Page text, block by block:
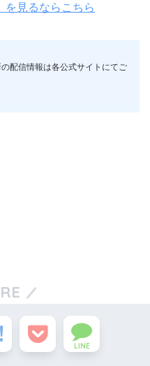
を見るならこちら
配信情報は各公式サイトにてご
LINE